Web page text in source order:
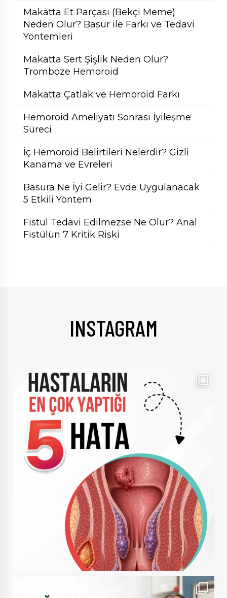
Makatta Et Parçası (Bekçi Meme)
Neden Olur? Basur ile Farkı ve Tedavi
Yöntemleri
Makatta Sert Şişlik Neden Olur?
Tromboze Hemoroid
Makatta Çatlak ve Hemoroid Farkı
Hemoroid Ameliyatı Sonrası İyileşme
Süreci
İç Hemoroid Belirtileri Nelerdir? Gizli
Kanama ve Evreleri
Basura Ne İyi Gelir? Evde Uygulanacak
5 Etkili Yöntem
Fistül Tedavi Edilmezse Ne Olur? Anal
Fistülün 7 Kritik Riski
INSTAGRAM